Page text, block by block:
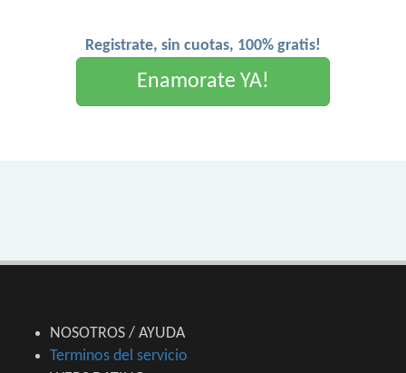
Registrate, sin cuotas, 100% gratis!
Enamorate YA!
NOSOTROS / AYUDA
Terminos del servicio